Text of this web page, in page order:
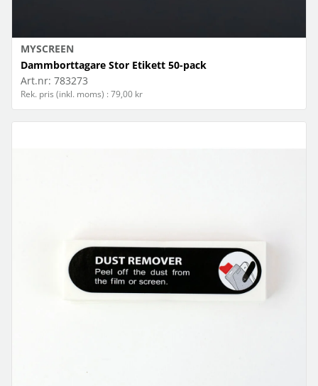
MYSCREEN
Dammborttagare Stor Etikett 50-pack
Art.nr: 783273
Rek. pris (inkl. moms) : 79,00 kr